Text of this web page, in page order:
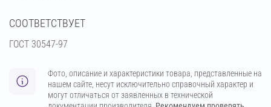
СООТВЕТСТВУЕТ
ГОСТ 30547-97
Фото, описание и характеристики товара, представленные на
нашем сайте, несут исключительно справочный характер и
могут отличаться от заявленных в технической